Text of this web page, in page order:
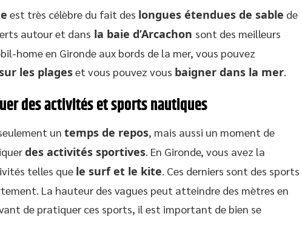
est très célèbre du fait des longues étendues de sable de
autour et dans la baie d’Arcachon sont des meilleurs
home en Gironde aux bords de la mer, vous pouvez
les plageset vous pouvez vous baigner dans la mer.
des activités et sports nautiques
un temps de repos, mais aussi un moment de
des activités sportives. En Gironde, vous avez la
telles que le surf et le kite. Ces derniers sont des sports
La hauteur des vagues peut atteindre des mètres en
de pratiquer ces sports, il est important de bien se